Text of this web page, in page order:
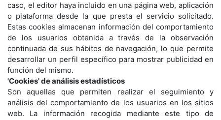
caso, el editor haya incluido en una página web, aplicación
o plataforma desde la que presta el servicio solicitado.
Estas cookies almacenan información del comportamiento
de los usuarios obtenida a través de la observación
continuada de sus hábitos de navegación, lo que permite
desarrollar un perfil específico para mostrar publicidad en
función del mismo.
'Cookies' de análisis estadísticos
Son aquellas que permiten realizar el seguimiento y
análisis del comportamiento de los usuarios en los sitios
web. La información recogida mediante este tipo de